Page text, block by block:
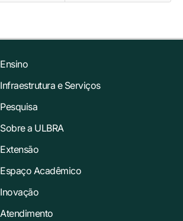
Ensino
Infraestrutura e Serviços
Pesquisa
Sobre a ULBRA
Extensão
Espaço Acadêmico
Inovação
Atendimento